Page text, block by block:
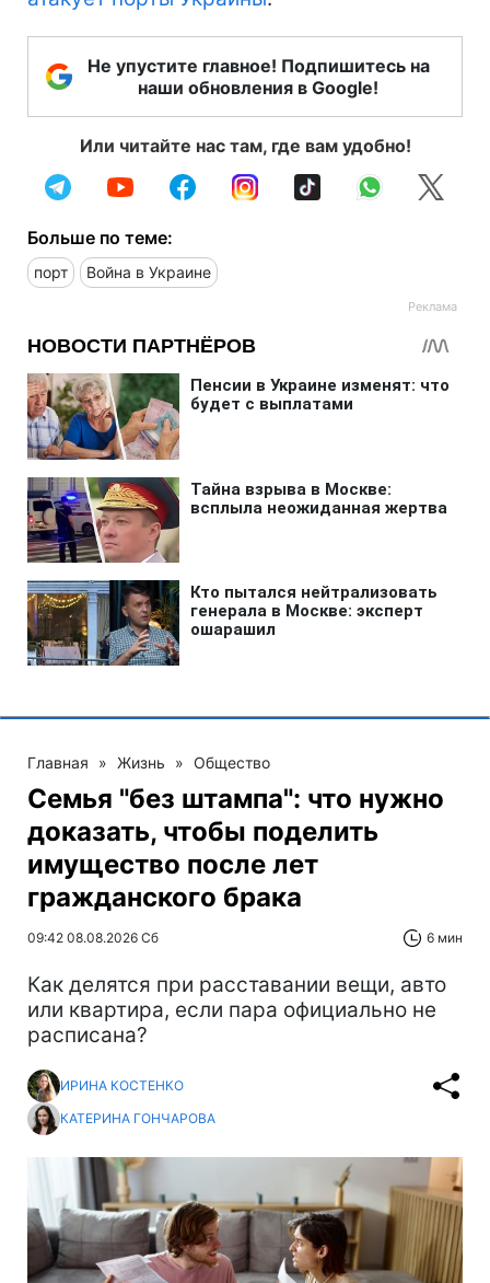
Не упустите главное! Подпишитесь на
наши обновления в Google!
Или читайте нас там, где вам удобно!
Больше по теме:
порт Война в Украине
Главная » Жизнь » Общество
Семья "без штампа": что нужно
доказать, чтобы поделить
имущество после лет
гражданского брака
09:42 08.08.2026 Сб 6 мин
Как делятся при расставании вещи, авто
или квартира, если пара официально не
расписана?
ИРИНА КОСТЕНКО
КАТЕРИНА ГОНЧАРОВА